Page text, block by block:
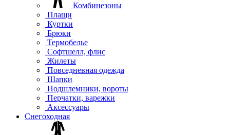
Комбинезоны
Плащи
Куртки
Брюки
Термобелье
Софтшелл, флис
Жилеты
Повседневная одежда
Шапки
Подшлемники, вороты
Перчатки, варежки
Аксессуары
Снегоходная